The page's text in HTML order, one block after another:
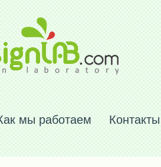
мы работаем Контакты